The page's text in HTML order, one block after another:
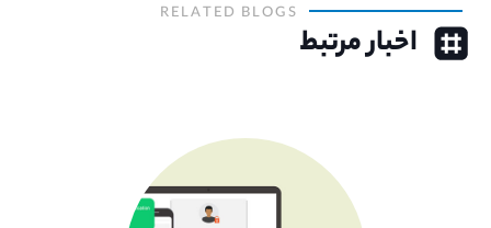
RELATED BLOGS
اخبار مرتبط